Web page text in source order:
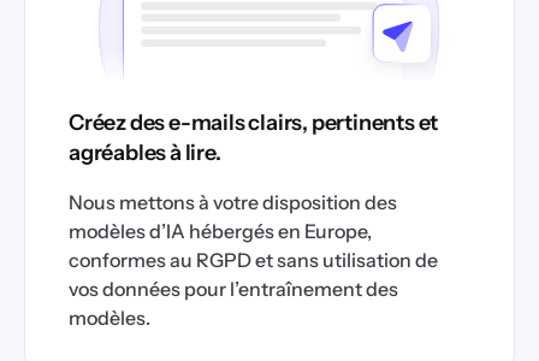
Créez des e-mails clairs, pertinents et
agréables à lire.
Nous mettons à votre disposition des
modèles d’IA hébergés en Europe,
conformes au RGPD et sans utilisation de
vos données pour l’entraînement des
modèles.